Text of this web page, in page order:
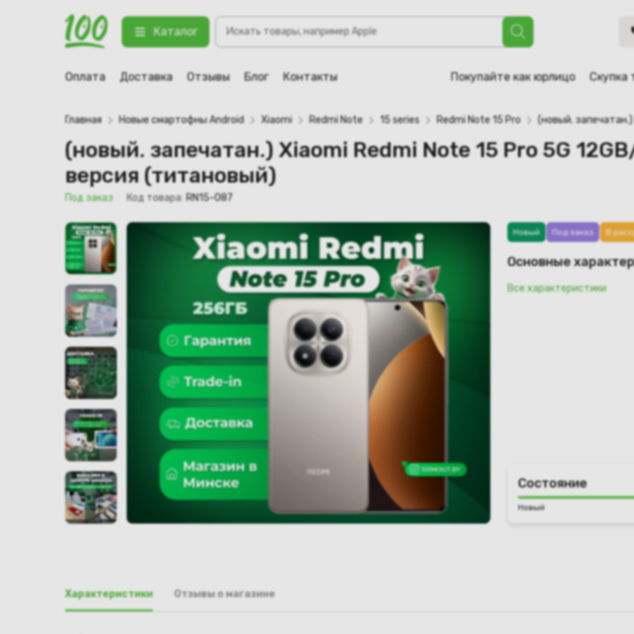
Каталог
товаров
Оплата Доставка Отзывы Блог Контакты Покупайте как юрлицо Скупка
(новый. запечатан.) Xiaomi Redmi Note 15 Pro 5G 12GB/256GB международная версия
123 Под заказ
Главная Новые смартофны Android Xiaomi Redmi Note 15 series Redmi Note 15 Pro (новый.
(новый. запечатан.) Xiaomi Redmi Note 15 Pro 5G
версия (титановый)
Под заказ Код товара: RN15-087
Новый Под заказ В
Основные
Все характеристики
Состояние
Новый
Характеристики Отзывы о магазине